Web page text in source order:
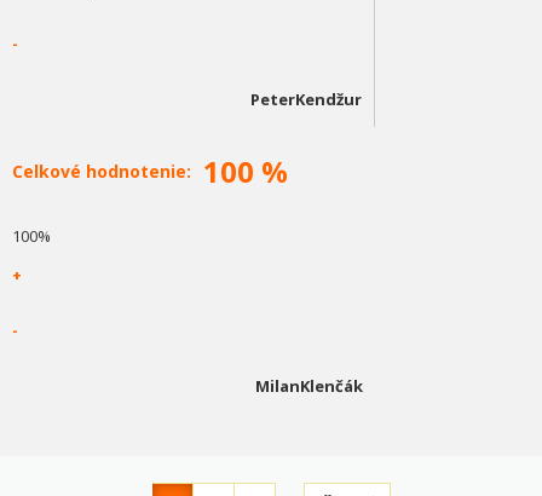
-
PeterKendžur
Celkové hodnotenie: 100 %
100%
+
-
MilanKlenčák